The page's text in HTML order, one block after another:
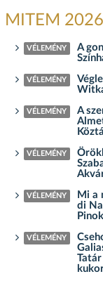
MITEM
VÉLEMÉNY
A
VÉLEMÉNY
VÉLEMÉNY
A
VÉLEMÉNY
VÉLEMÉNY
Mi a
di
VÉLEMÉNY